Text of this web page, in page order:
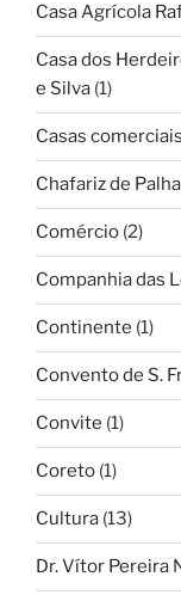
Casa Agrícola
Casa dos
e Silva (1)
Casas comerciais
Chafariz de
Comércio (2)
Companhia das
Continente (1)
Convento de S.
Convite (1)
Coreto (1)
Cultura (13)
Dr. Vítor Pereira